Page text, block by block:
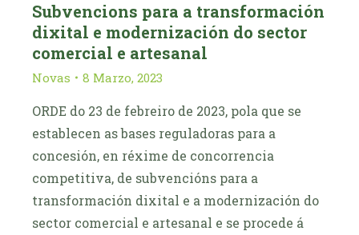
Subvencions para a transformación
dixital e modernización do sector
comercial e artesanal
Novas 8 Marzo, 2023
ORDE do 23 de febreiro de 2023, pola que se
establecen as bases reguladoras para a
concesión, en réxime de concorrencia
competitiva, de subvencións para a
transformación dixital e a modernización do
sector comercial e artesanal e se procede á